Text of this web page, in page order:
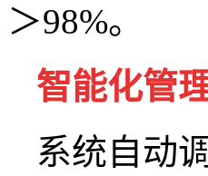
＞98%。
智能化管理
系统自动